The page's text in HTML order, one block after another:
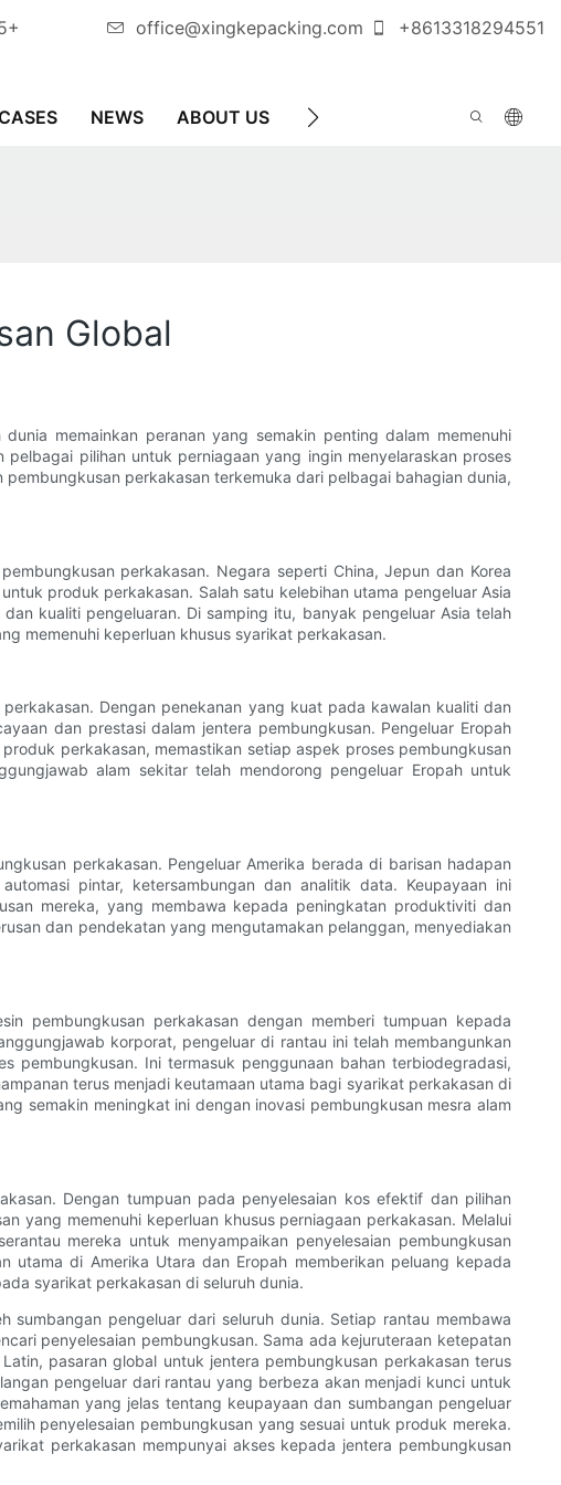
office@xingkepacking.com +8613318294551
NEWS ABOUT US HUBUNGI KAMI MESIN
Global
memainkan peranan yang semakin penting dalam memenuhi
pilihan untuk perniagaan yang ingin menyelaraskan proses
perkakasan terkemuka dari pelbagai bahagian dunia,
perkakasan. Negara seperti China, Jepun dan Korea
produk perkakasan. Salah satu kelebihan utama pengeluar Asia
kualiti pengeluaran. Di samping itu, banyak pengeluar Asia telah
memenuhi keperluan khusus syarikat perkakasan.
Dengan penekanan yang kuat pada kawalan kualiti dan
dan prestasi dalam jentera pembungkusan. Pengeluar Eropah
perkakasan, memastikan setiap aspek proses pembungkusan
alam sekitar telah mendorong pengeluar Eropah untuk
perkakasan. Pengeluar Amerika berada di barisan hadapan
pintar, ketersambungan dan analitik data. Keupayaan ini
mereka, yang membawa kepada peningkatan produktiviti dan
dan pendekatan yang mengutamakan pelanggan, menyediakan
pembungkusan perkakasan dengan memberi tumpuan kepada
korporat, pengeluar di rantau ini telah membangunkan
pembungkusan. Ini termasuk penggunaan bahan terbiodegradasi,
terus menjadi keutamaan utama bagi syarikat perkakasan di
semakin meningkat ini dengan inovasi pembungkusan mesra alam
Dengan tumpuan pada penyelesaian kos efektif dan pilihan
yang memenuhi keperluan khusus perniagaan perkakasan. Melalui
mereka untuk menyampaikan penyelesaian pembungkusan
utama di Amerika Utara dan Eropah memberikan peluang kepada
syarikat perkakasan di seluruh dunia.
pengeluar dari seluruh dunia. Setiap rantau membawa
penyelesaian pembungkusan. Sama ada kejuruteraan ketepatan
pasaran global untuk jentera pembungkusan perkakasan terus
pengeluar dari rantau yang berbeza akan menjadi kunci untuk
yang jelas tentang keupayaan dan sumbangan pengeluar
penyelesaian pembungkusan yang sesuai untuk produk mereka.
perkakasan mempunyai akses kepada jentera pembungkusan